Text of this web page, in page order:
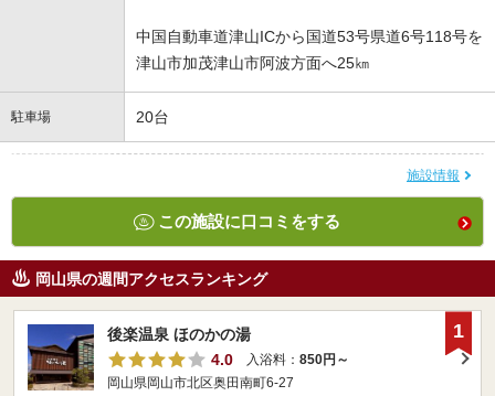
中国自動車道津山ICから国道53号県道6号118号を
津山市加茂津山市阿波方面へ25㎞
駐車場 20台
施設情報
この施設に口コミをする
岡山県の週間アクセスランキング
後楽温泉 ほのかの湯
4.0
入浴料： 850円～
岡山県岡山市北区奥田南町6-27
1